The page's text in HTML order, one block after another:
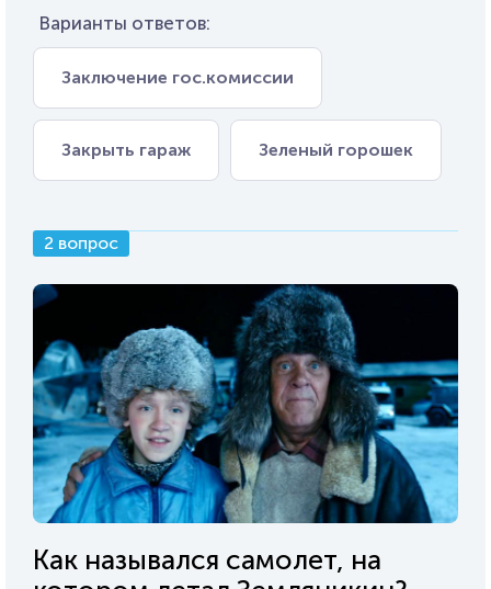
Варианты ответов:
Заключение гос.комиссии
Закрыть гараж Зеленый горошек
2 вопрос
Как назывался самолет, на